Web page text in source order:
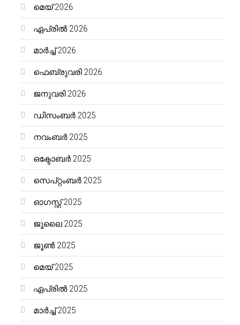
മെയ്‌ 2026
ഏപ്രിൽ 2026
മാർച്ച്‌ 2026
ഫെബ്രുവരി 2026
ജനുവരി 2026
ഡിസംബർ 2025
നവംബർ 2025
ഒക്ടോബർ 2025
സെപ്റ്റംബർ 2025
ഓഗസ്റ്റ്‌ 2025
ജൂലൈ 2025
ജൂൺ 2025
മെയ്‌ 2025
ഏപ്രിൽ 2025
മാർച്ച്‌ 2025